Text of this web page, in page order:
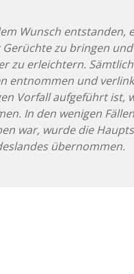
Wunsch entstanden,
zu bringen
zu erleichtern.
entnommen und
Vorfall aufgeführt ist,
In den wenigen
war, wurde die
übernommen.